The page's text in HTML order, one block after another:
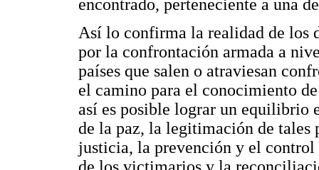
encontrado, perteneciente a una
Así lo confirma la realidad de los
por la confrontación armada a
países que salen o atraviesan
el camino para el conocimiento
así es posible lograr un equilibrio
de la paz, la legitimación de tales
justicia, la prevención y el
de los victimarios y la